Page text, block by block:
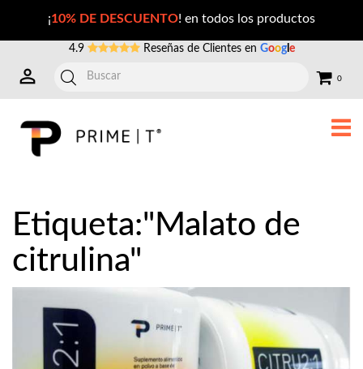
¡10% DE DESCUENTO! en todos los productos
4.9 Reseñas de Clientes en Google
0
Etiqueta:"Malato de
citrulina"